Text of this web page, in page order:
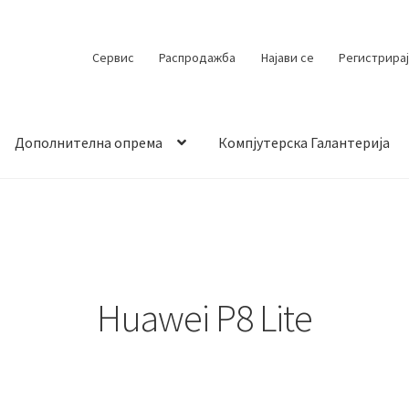
Сервис Распродажба Најави се
Дополнителна опрема Компјутерска Галантерија
Huawei P8 Lite